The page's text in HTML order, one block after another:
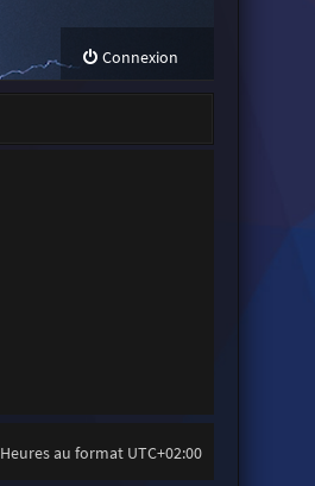
Connexion
Heures au format UTC+02:00